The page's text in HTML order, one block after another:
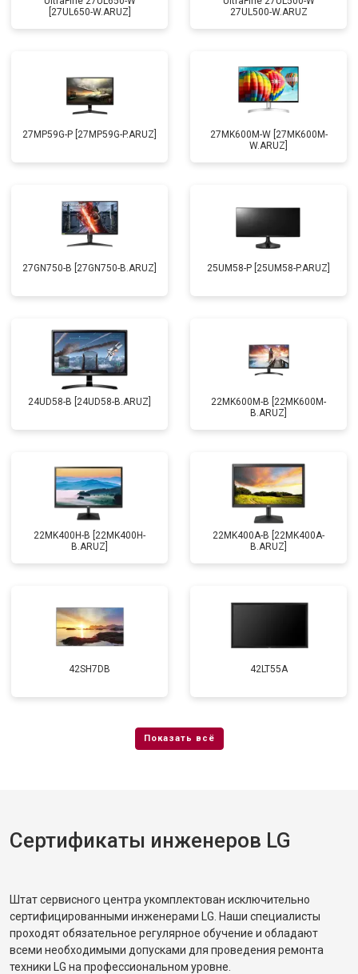
[27UL650-W.ARUZ]
27UL500-W.ARUZ
27MP59G-P [27MP59G-P.ARUZ]
27MK600M-W [27MK600M-
W.ARUZ]
27GN750-B [27GN750-B.ARUZ] 25UM58-P [25UM58-P.ARUZ]
24UD58-B [24UD58-B.ARUZ]
22MK600M-B [22MK600M-
B.ARUZ]
22MK400H-B [22MK400H-
B.ARUZ]
22MK400A-B [22MK400A-
B.ARUZ]
42SH7DB 42LT55A
Сертификаты инженеров LG
Штат сервисного центра укомплектован исключительно
сертифицированными инженерами LG. Наши специалисты
проходят обязательное регулярное обучение и обладают
всеми необходимыми допусками для проведения ремонта
техники LG на профессиональном уровне.